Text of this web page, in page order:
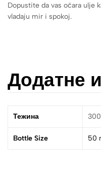
Dopustite da vas očara ulje
vladaju mir i spokoj.
Додатне
Тежина
Bottle Size 50